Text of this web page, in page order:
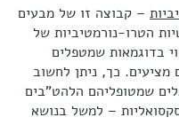
– קבוצה זו של מבעים
הטרו-נורמטיביות של
בדוגמאות שמטפלים
כך, ניתן לחשוב
שמטופליהם הלהט"בים
– למשל בנושא